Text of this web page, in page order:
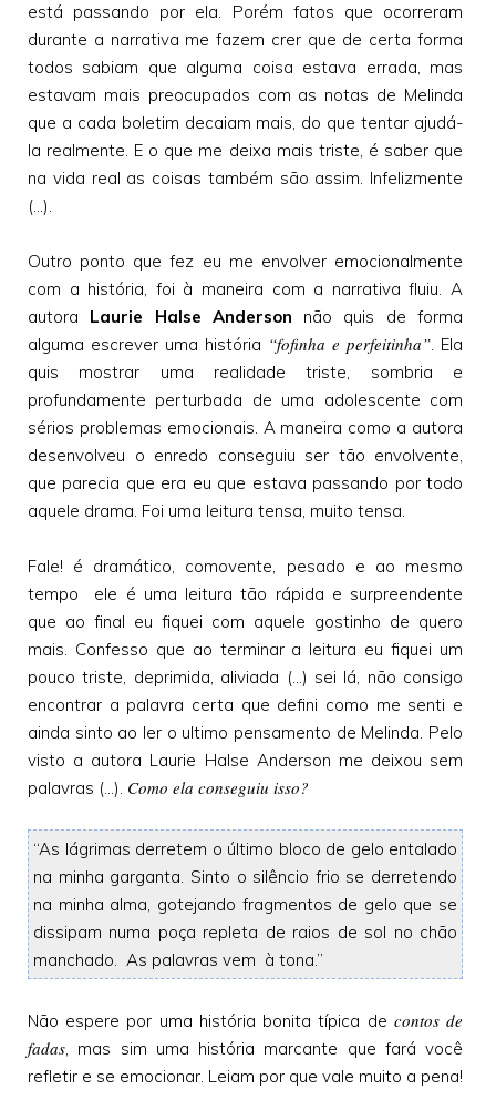
está passando por ela. Porém fatos que ocorreram
durante a narrativa me fazem crer que de certa forma
todos sabiam que alguma coisa estava errada, mas
estavam mais preocupados com as notas de Melinda
que a cada boletim decaiam mais, do que tentar ajudá-
la realmente. E o que me deixa mais triste, é saber que
na vida real as coisas também são assim. Infelizmente
(...).
Outro ponto que fez eu me envolver emocionalmente
com a história, foi à maneira com a narrativa fluiu. A
autora Laurie Halse Anderson não quis de forma
alguma escrever uma história “fofinha e perfeitinha”. Ela
quis mostrar uma realidade triste, sombria e
profundamente perturbada de uma adolescente com
sérios problemas emocionais. A maneira como a autora
desenvolveu o enredo conseguiu ser tão envolvente,
que parecia que era eu que estava passando por todo
aquele drama. Foi uma leitura tensa, muito tensa.
Fale! é dramático, comovente, pesado e ao mesmo
tempo ele é uma leitura tão rápida e surpreendente
que ao final eu fiquei com aquele gostinho de quero
mais. Confesso que ao terminar a leitura eu fiquei um
pouco triste, deprimida, aliviada (...) sei lá, não consigo
encontrar a palavra certa que defini como me senti e
ainda sinto ao ler o ultimo pensamento de Melinda. Pelo
visto a autora Laurie Halse Anderson me deixou sem
palavras (...). Como ela conseguiu isso?
“As lágrimas derretem o último bloco de gelo entalado
na minha garganta. Sinto o silêncio frio se derretendo
na minha alma, gotejando fragmentos de gelo que se
dissipam numa poça repleta de raios de sol no chão
manchado. As palavras vem à tona.”
Não espere por uma história bonita típica de contos de
fadas, mas sim uma história marcante que fará você
refletir e se emocionar. Leiam por que vale muito a pena!